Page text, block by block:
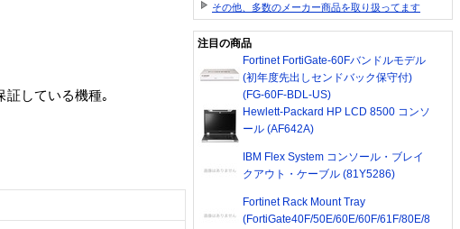
証している機種｡
その他、多数のメーカー商品を取り扱ってます
注目の商品
Fortinet FortiGate-60Fバンドルモデル
(初年度先出しセンドバック保守付)
(FG-60F-BDL-US)
Hewlett-Packard HP LCD 8500 コンソ
ール (AF642A)
IBM Flex System コンソール・ブレイ
クアウト・ケーブル (81Y5286)
Fortinet Rack Mount Tray
(FortiGate40F/50E/60E/60F/61F/80E/8